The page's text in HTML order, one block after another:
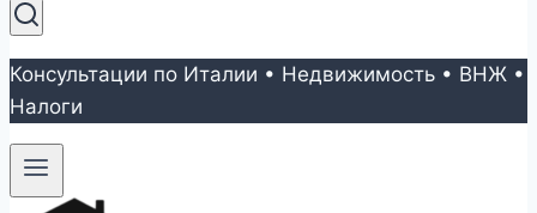
Консультации по Италии • Недвижимость • ВНЖ •
Налоги